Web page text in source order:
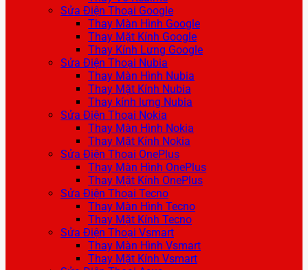
Sửa Điện Thoại Google
Thay Màn Hình Google
Thay Mặt Kính Google
Thay Kính Lưng Google
Sửa Điện Thoại Nubia
Thay Màn Hình Nubia
Thay Mặt Kính Nubia
Thay kính lưng Nubia
Sửa Điện Thoại Nokia
Thay Màn Hình Nokia
Thay Mặt Kính Nokia
Sửa Điện Thoại OnePlus
Thay Màn Hình OnePlus
Thay Mặt Kính OnePlus
Sửa Điện Thoại Tecno
Thay Màn Hình Tecno
Thay Mặt Kính Tecno
Sửa Điện Thoại Vsmart
Thay Màn Hình Vsmart
Thay Mặt Kính Vsmart